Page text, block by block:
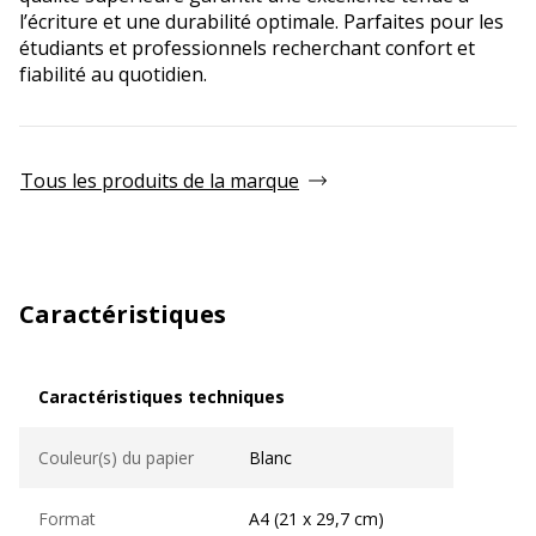
l’écriture et une durabilité optimale. Parfaites pour les
étudiants et professionnels recherchant confort et
fiabilité au quotidien.
Tous les produits de la marque
Caractéristiques
Caractéristiques techniques
Couleur(s) du papier Blanc
Format A4 (21 x 29,7 cm)